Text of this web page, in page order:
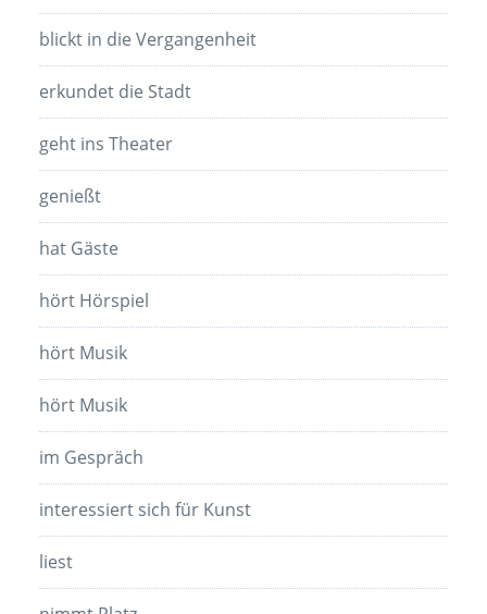
blickt in die Vergangenheit
erkundet die Stadt
geht ins Theater
genießt
hat Gäste
hört Hörspiel
hört Musik
hört Musik
im Gespräch
interessiert sich für Kunst
liest